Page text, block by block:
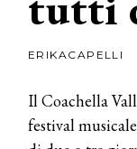
News
ERIKACAPELLI
Il Coachella
festival